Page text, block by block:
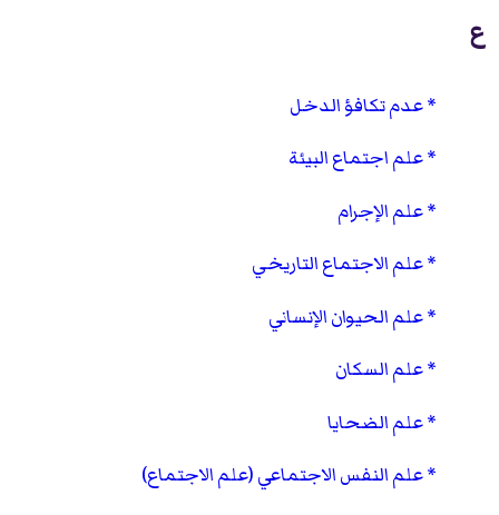
ع
عدم تكافؤ الدخل
علم اجتماع البيئة
علم الإجرام
علم الاجتماع التاريخي
علم الحيوان الإنساني
علم السكان
علم الضحايا
علم النفس الاجتماعي (علم الاجتماع)